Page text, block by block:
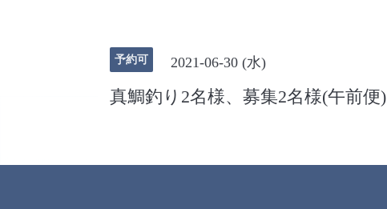
予約可 2021-06-30 (水)
真鯛釣り2名様、募集2名様(午前便)